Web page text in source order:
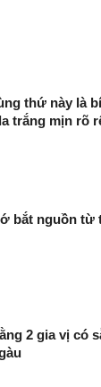
thứ này là
trắng mịn rõ
bắt nguồn từ
2 gia vị có